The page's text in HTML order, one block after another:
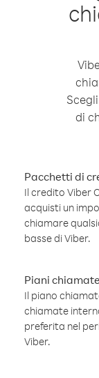
di
Pacchetti di
Il credito Viber
acquisti un
chiamare
basse di Viber.
Piani
Il piano
chiamate
preferita nel
Viber.